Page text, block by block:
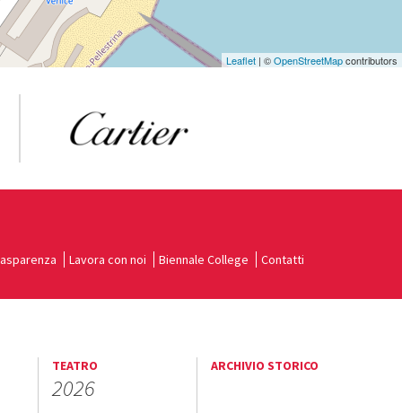
Leaflet | ©OpenStreetMapcontributors
Lavora con noi Biennale College Contatti
TEATRO
2026
ARCHIVIO STORICO